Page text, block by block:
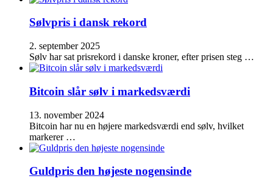
Sølvpris i dansk rekord
2. september 2025
Sølv har sat prisrekord i danske kroner, efter prisen steg …
Bitcoin slår sølv i markedsværdi
13. november 2024
Bitcoin har nu en højere markedsværdi end sølv, hvilket
markerer …
Guldpris den højeste nogensinde